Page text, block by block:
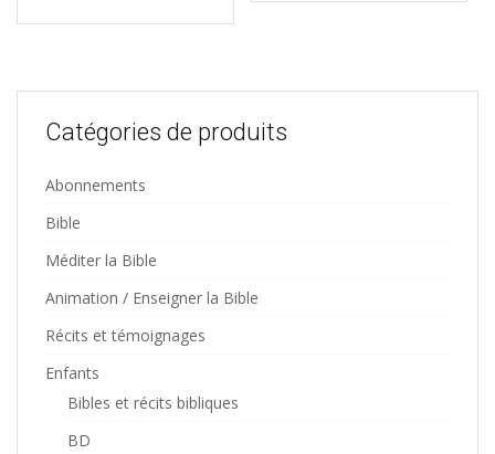
Catégories de produits
Abonnements
Bible
Méditer la Bible
Animation / Enseigner la Bible
Récits et témoignages
Enfants
Bibles et récits bibliques
BD